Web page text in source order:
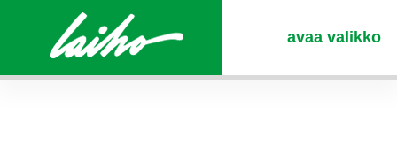
avaa valikko